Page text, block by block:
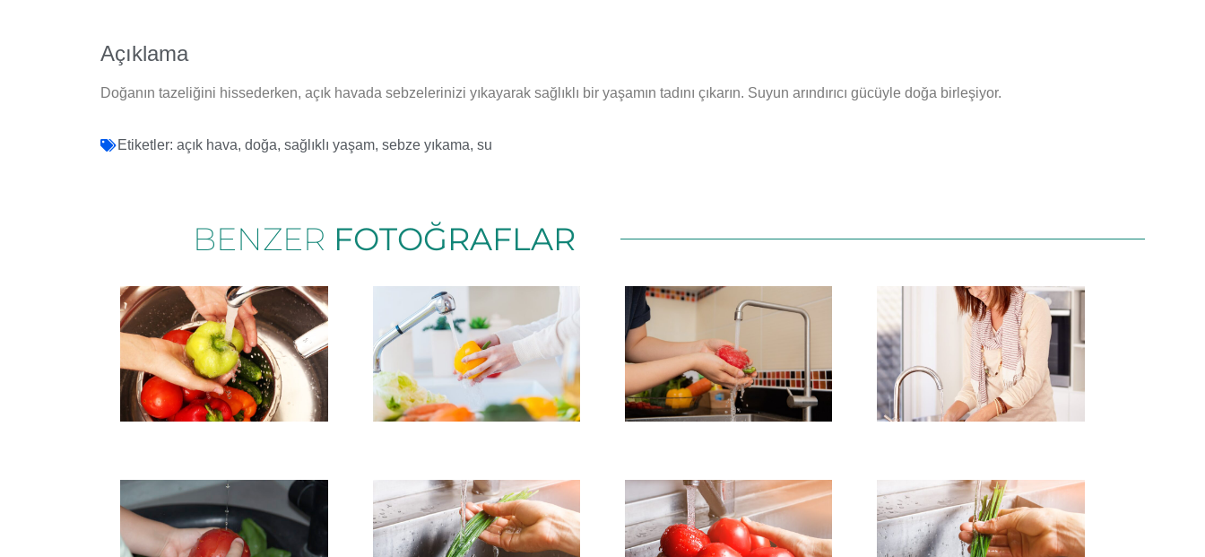
Açıklama
Doğanın tazeliğini hissederken, açık havada sebzelerinizi yıkayarak sağlıklı bir yaşamın tadını çıkarın. Suyun arındırıcı gücüyle doğa birleşiyor.
Etiketler: açık hava, doğa, sağlıklı yaşam, sebze yıkama, su
BENZER FOTOĞRAFLAR